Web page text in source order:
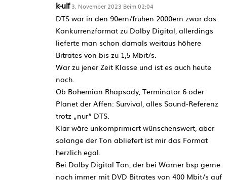
k-ulf 3. November 2023 Beim 02:04
DTS war in den 90ern/frühen 2000ern zwar das
Konkurrenzformat zu Dolby Digital, allerdings
lieferte man schon damals weitaus höhere
Bitrates von bis zu 1,5 Mbit/s.
War zu jener Zeit Klasse und ist es auch heute
noch.
Ob Bohemian Rhapsody, Terminator 6 oder
Planet der Affen: Survival, alles Sound-Referenz
trotz „nur“ DTS.
Klar wäre unkomprimiert wünschenswert, aber
solange der Ton abliefert ist mir das Format
herzlich egal.
Bei Dolby Digital Ton, der bei Warner bsp gerne
noch immer mit DVD Bitrates von 400 Mbit/s auf